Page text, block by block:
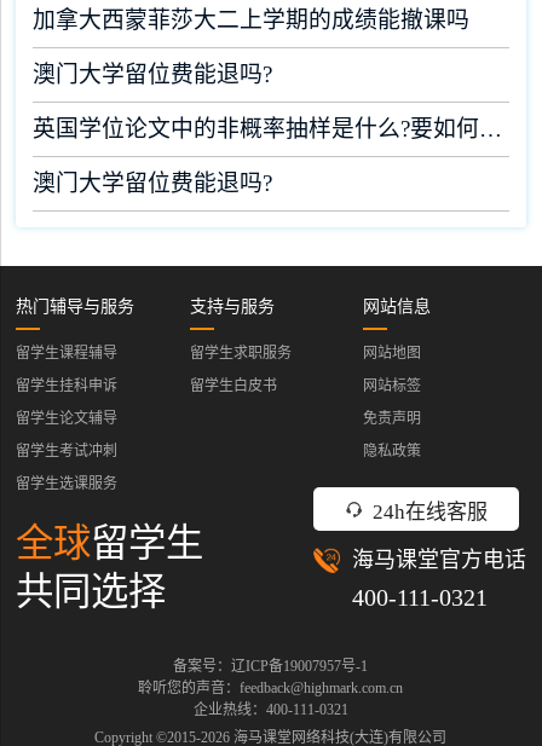
加拿大西蒙菲莎大二上学期的成绩能撤课吗
澳门大学留位费能退吗?
英国学位论文中的非概率抽样是什么?要如何完成?
澳门大学留位费能退吗?
24h在线客服
海马课堂官方电话
400-111-0321
热门辅导与服务
留学生课程辅导
留学生挂科申诉
留学生论文辅导
留学生考试冲刺
留学生选课服务
支持与服务
留学生求职服务
留学生白皮书
网站信息
网站地图
网站标签
免责声明
隐私政策
全球留学生
共同选择
备案号：辽ICP备19007957号-1
聆听您的声音：feedback@highmark.com.cn
企业热线：400-111-0321
Copyright ©2015-2026 海马课堂网络科技(大连)有限公司